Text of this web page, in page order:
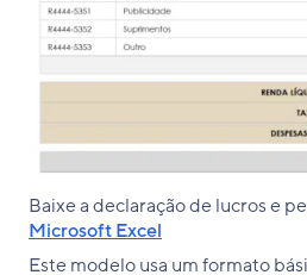
Baixe a declaração de lucros e
Microsoft Excel
Este modelo usa um formato